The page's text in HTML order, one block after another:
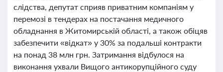
слідства, депутат сприяв приватним компаніям у
перемозі в тендерах на постачання медичного
обладнання в Житомирській області, а також обіцяв
забезпечити «відкат» у 30% за подальші контракти
на понад 38 млн грн. Затримання відбулося на
виконання ухвали Вищого антикорупційного суду